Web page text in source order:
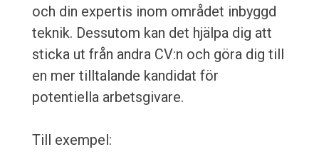
och din expertis inom området inbyggd
teknik. Dessutom kan det hjälpa dig att
sticka ut från andra CV:n och göra dig till
en mer tilltalande kandidat för
potentiella arbetsgivare.
Till exempel: